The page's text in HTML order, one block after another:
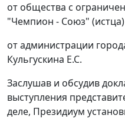
от общества с
"Чемпион - Союз"
от администрации
Кульгускина Е.С.
Заслушав и обсудив
выступления
деле, Президиум